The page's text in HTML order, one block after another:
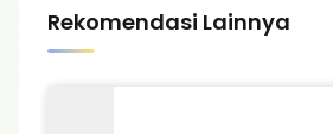
Rekomendasi Lainnya